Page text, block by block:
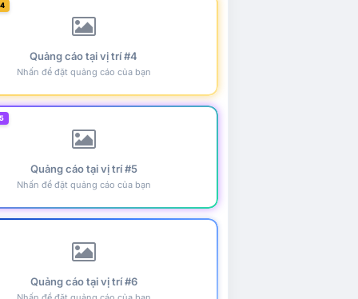
Quảng cáo tại vị trí #4
Nhấn để đặt quảng cáo của bạn
Quảng cáo tại vị trí #5
Nhấn để đặt quảng cáo của bạn
Quảng cáo tại vị trí #6